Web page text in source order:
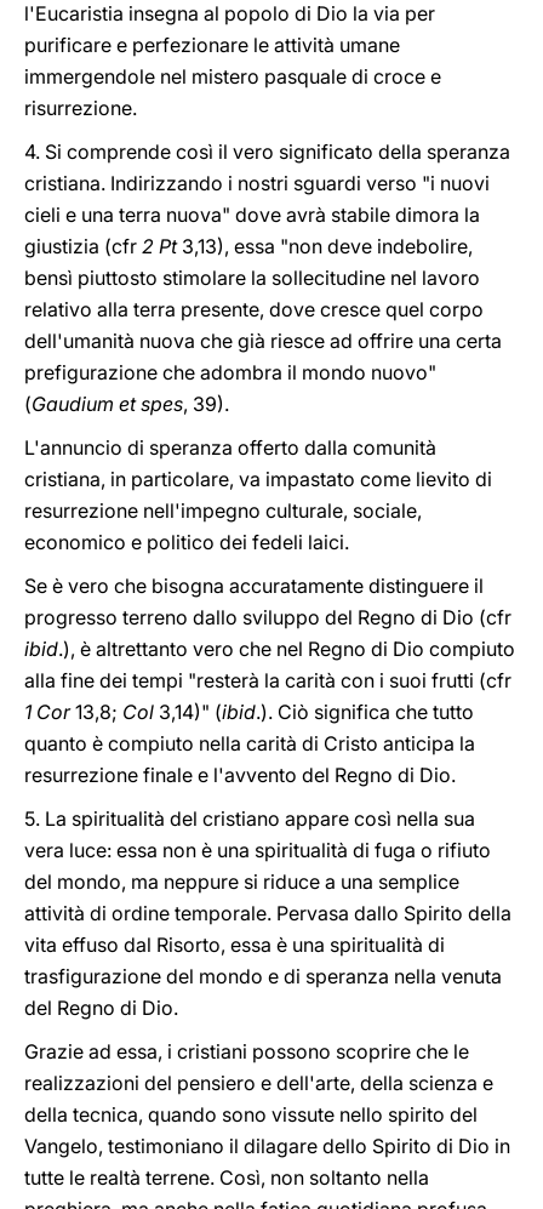
l'Eucaristia insegna al popolo di Dio la via per
purificare e perfezionare le attività umane
immergendole nel mistero pasquale di croce e
risurrezione.
4. Si comprende così il vero significato della speranza
cristiana. Indirizzando i nostri sguardi verso "i nuovi
cieli e una terra nuova" dove avrà stabile dimora la
giustizia (cfr 2 Pt3,13), essa "non deve indebolire,
bensì piuttosto stimolare la sollecitudine nel lavoro
relativo alla terra presente, dove cresce quel corpo
dell'umanità nuova che già riesce ad offrire una certa
prefigurazione che adombra il mondo nuovo"
(Gaudium et spes, 39).
L'annuncio di speranza offerto dalla comunità
cristiana, in particolare, va impastato come lievito di
resurrezione nell'impegno culturale, sociale,
economico e politico dei fedeli laici.
Se è vero che bisogna accuratamente distinguere il
progresso terreno dallo sviluppo del Regno di Dio (cfr
ibid.), è altrettanto vero che nel Regno di Dio compiuto
alla fine dei tempi "resterà la carità con i suoi frutti (cfr
1 Cor13,8; Col 3,14)" (ibid.). Ciò significa che tutto
quanto è compiuto nella carità di Cristo anticipa la
resurrezione finale e l'avvento del Regno di Dio.
5. La spiritualità del cristiano appare così nella sua
vera luce: essa non è una spiritualità di fuga o rifiuto
del mondo, ma neppure si riduce a una semplice
attività di ordine temporale. Pervasa dallo Spirito della
vita effuso dal Risorto, essa è una spiritualità di
trasfigurazione del mondo e di speranza nella venuta
del Regno di Dio.
Grazie ad essa, i cristiani possono scoprire che le
realizzazioni del pensiero e dell'arte, della scienza e
della tecnica, quando sono vissute nello spirito del
Vangelo, testimoniano il dilagare dello Spirito di Dio in
tutte le realtà terrene. Così, non soltanto nella